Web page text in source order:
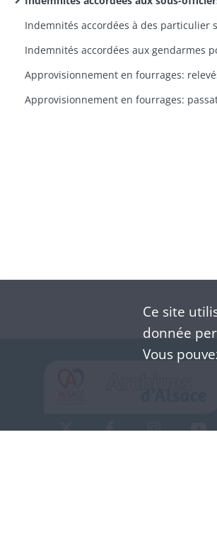
Approvisionnement en fourrages:
Ce site
donnée
Vous